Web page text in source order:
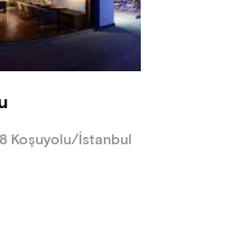
Koşuyolu/İstanbul